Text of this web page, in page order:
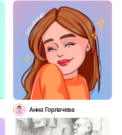
Анна Горлачева